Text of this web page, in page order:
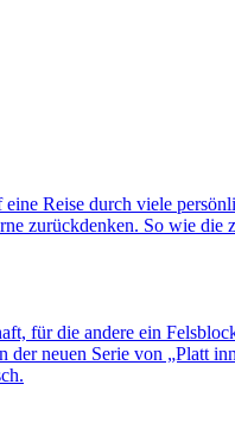
Reise durch viele
zurückdenken. So wie
für die andere ein
neuen Serie von „Platt